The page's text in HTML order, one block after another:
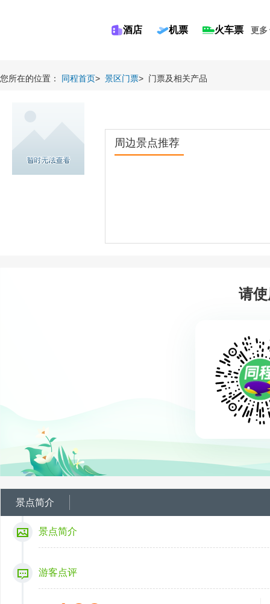
酒店 机票 火车票 更多
您所在的位置： 同程首页> 景区门票> 门票及相关产品
周边景点推荐
请
景点简介
景点简介
游客点评